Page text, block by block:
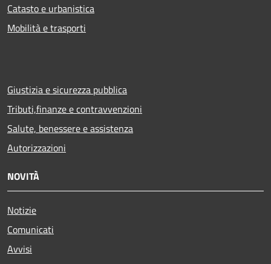
Catasto e urbanistica
Mobilità e trasporti
Giustizia e sicurezza pubblica
Tributi,finanze e contravvenzioni
Salute, benessere e assistenza
Autorizzazioni
NOVITÀ
Notizie
Comunicati
Avvisi